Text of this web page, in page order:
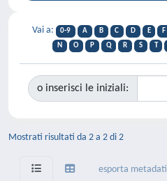
Vai a: 0-9 A B C D E F
N
O P Q R S T
o inserisci le iniziali:
Mostrati risultati da 2 a 2 di 2
esporta metadati